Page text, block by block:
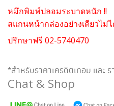
หมึกพิมพ์ปลอมระบาดหนัก !!
สแกนหน้ากล่องอย่างเดียวไม่
ปรึกษาฟรี 02-5740470
*สำหรับราคาเครดิตเทอม และ
Chat & Shop